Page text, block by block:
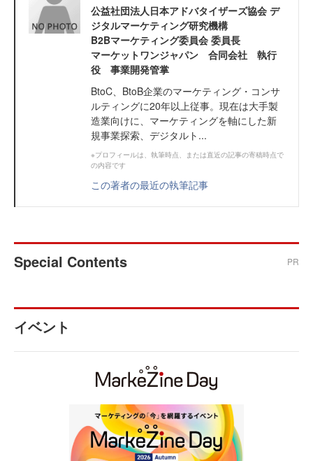
公益社団法人日本アドバタイザーズ協会 デ
ジタルマーケティング研究機構
B2Bマーケティング委員会 委員長
マーケットワンジャパン 合同会社 執行
役 事業開発管掌
BtoC、BtoB企業のマーケティング・コンサ
ルティングに20年以上従事。現在は大手製
造業向けに、マーケティングを軸にした新
規事業探索、デジタルト...
※プロフィールは、執筆時点、または直近の記事の寄稿時点で
の内容です
この著者の最近の執筆記事
Special Contents PR
イベント